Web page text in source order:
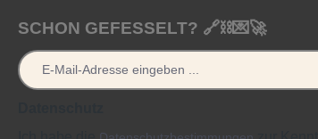
SCHON GEFESSELT? 🔗⛓️💌🚀